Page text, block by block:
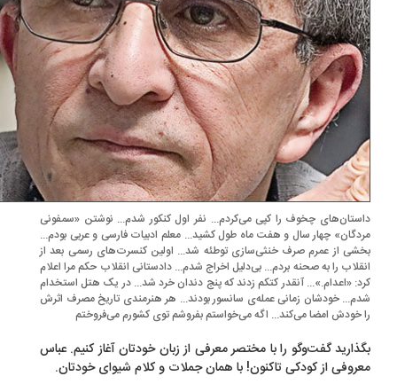
چخوف را کپی می‌کردم... نفر اول کنکور شدم... نوشتن «سمفونی
چهار سال و هفت ماه طول کشید... معلم ادبیات فارسی و عربی بودم...
از عمرم صرف خنثی‌سازی توطئه شد... اولین کنسرت‌های رسمی بعد از
را به صحنه بردم... بی‌دلیل اخراج شدم... دادستانی انقلاب حکم مرا اعلام
«اعدام.»... آنقدر کتکم زدند که پنج دندان خرد شد... در یک هتل استخدام
خودشان زمانی عمله‌ی سانسور بودند... هر هنرمندی تاریخ مصرف اثرش
خودش امضا می‌کند... اگه می‌خواستم بفروشم توی کشورم می‌فروختم
گفت‌وگو را با مختصر معرفی از زبان خودتان آغاز كنیم. عباس
از كودكی تاكنون! با همان جملات و كلام شیوای خودتان.